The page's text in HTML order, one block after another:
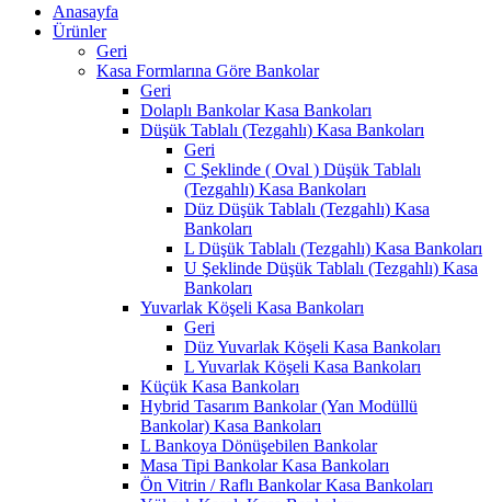
Anasayfa
Ürünler
Geri
Kasa Formlarına Göre Bankolar
Geri
Dolaplı Bankolar Kasa Bankoları
Düşük Tablalı (Tezgahlı) Kasa Bankoları
Geri
C Şeklinde ( Oval ) Düşük Tablalı
(Tezgahlı) Kasa Bankoları
Düz Düşük Tablalı (Tezgahlı) Kasa
Bankoları
L Düşük Tablalı (Tezgahlı) Kasa Bankoları
U Şeklinde Düşük Tablalı (Tezgahlı) Kasa
Bankoları
Yuvarlak Köşeli Kasa Bankoları
Geri
Düz Yuvarlak Köşeli Kasa Bankoları
L Yuvarlak Köşeli Kasa Bankoları
Küçük Kasa Bankoları
Hybrid Tasarım Bankolar (Yan Modüllü
Bankolar) Kasa Bankoları
L Bankoya Dönüşebilen Bankolar
Masa Tipi Bankolar Kasa Bankoları
Ön Vitrin / Raflı Bankolar Kasa Bankoları